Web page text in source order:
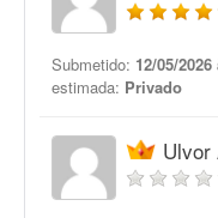
Submetido: 12/05/
estimada: Privado
Ulvor